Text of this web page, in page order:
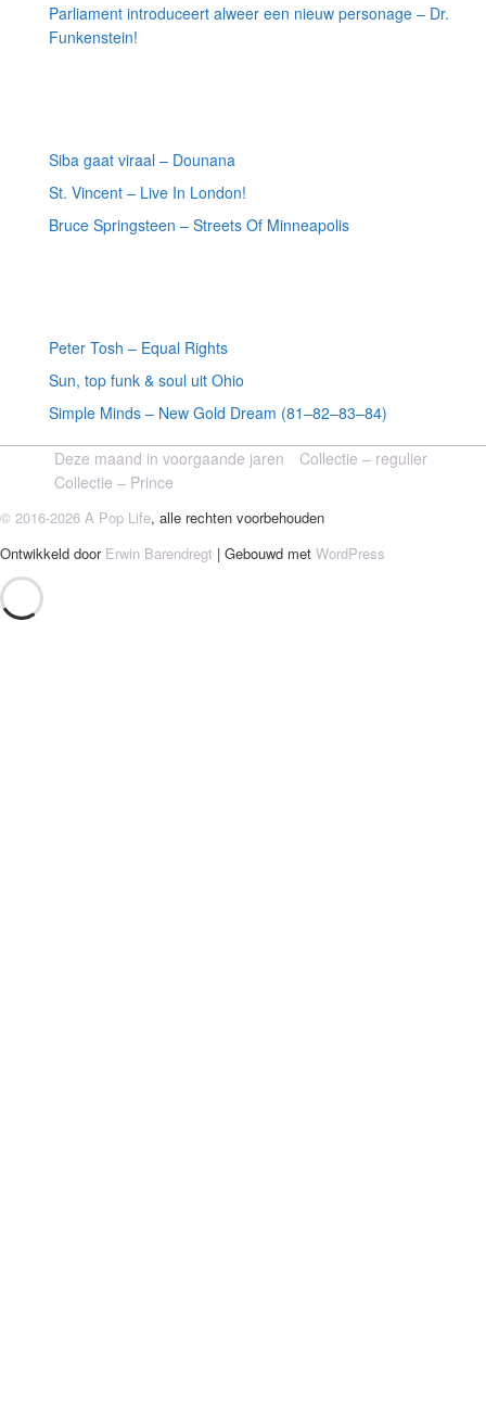
Parliament introduceert alweer een nieuw personage – Dr.
Funkenstein!
Siba gaat viraal – Dounana
St. Vincent – Live In London!
Bruce Springsteen – Streets Of Minneapolis
Peter Tosh – Equal Rights
Sun, top funk & soul uit Ohio
Simple Minds – New Gold Dream (81–82–83–84)
Deze maand in voorgaande jaren
Collectie – regulier
Collectie – Prince
© 2016-2026 A Pop Life, alle rechten voorbehouden
Ontwikkeld door Erwin Barendregt | Gebouwd met WordPress